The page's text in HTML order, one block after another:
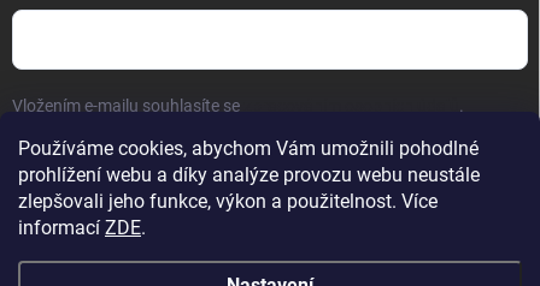
Používáme cookies, abychom Vám umožnili pohodlné
prohlížení webu a díky analýze provozu webu neustále
zlepšovali jeho funkce, výkon a použitelnost. Více
informací ZDE.
Vložením e-mailu souhlasíte se .
Přihlásit se